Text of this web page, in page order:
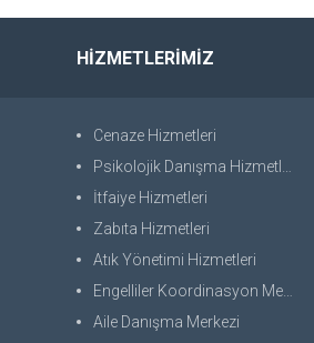
HİZMETLERİMİZ
Cenaze Hizmetleri
Psikolojik Danışma Hizmetleri
İtfaiye Hizmetleri
Zabıta Hizmetleri
Atık Yönetimi Hizmetleri
Engelliler Koordinasyon Merkezi
Aile Danışma Merkezi